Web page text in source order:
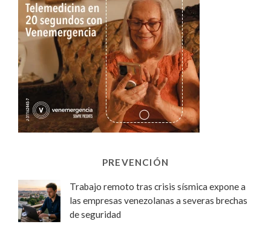
PREVENCIÓN
Trabajo remoto tras crisis sísmica expone a
las empresas venezolanas a severas brechas
de seguridad